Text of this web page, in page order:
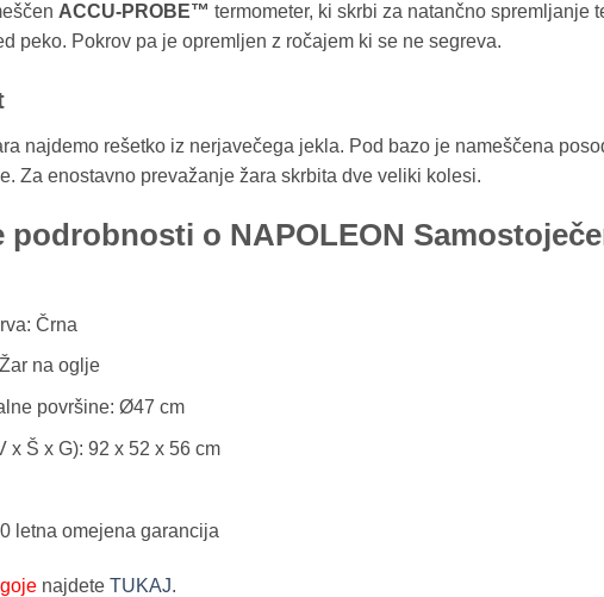
ACCU-PROBE™ termometer, ki skrbi za natančno spremljanje
peko. Pokrov pa je opremljen z ročajem ki se ne segreva.
najdemo rešetko iz nerjavečega jekla. Pod bazo je nameščena
Za enostavno prevažanje žara skrbita dve veliki kolesi.
podrobnosti o NAPOLEON
Črna
na oglje
površine: Ø47 cm
x Š x G): 92 x 52 x 56 cm
letna omejena garancija
najdete TUKAJ.